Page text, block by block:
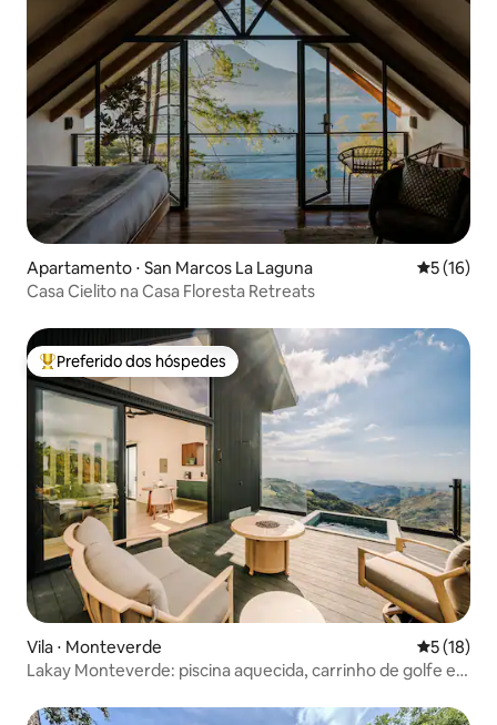
Apartamento ⋅ San Marcos La Laguna 5 de uma
5 (16)
Casa Cielito na Casa Floresta Retreats
Entre os melhores preferidos dos hóspedes
Preferido dos hóspedes
Vila ⋅ Monteverde 5 de uma
5 (18)
Lakay Monteverde: piscina aquecida, carrinho de golfe e